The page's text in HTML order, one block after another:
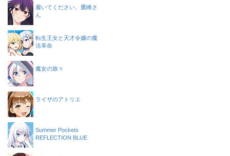
履いてください、鷹峰さ
ん
転生王女と天才令嬢の魔
法革命
魔女の旅々
ライザのアトリエ
Summer Pockets
REFLECTION BLUE